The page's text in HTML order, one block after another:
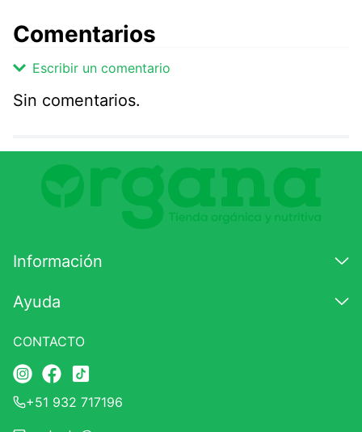
Comentarios
Escribir un comentario
Comentario
Califique el producto de 1 a 5 estrellas
★★★
Correo electrónico
Sin comentarios.
Información
Ayuda
CONTACTO
+51 932 717196